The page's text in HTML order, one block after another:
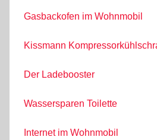
Gasbackofen im Wohnmobil
Kissmann
Der Ladebooster
Wassersparen Toilette
Internet im Wohnmobil